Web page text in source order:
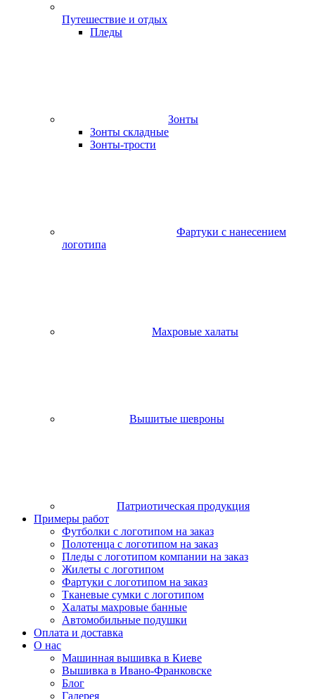
Путешествие и отдых
Пледы
Зонты
Зонты складные
Зонты-трости
Фартуки с нанесением
логотипа
Махровые халаты
Вышитые шевроны
Патриотическая продукция
Примеры работ
Футболки с логотипом на заказ
Полотенца с логотипом на заказ
Пледы с логотипом компании на заказ
Жилеты с логотипом
Фартуки с логотипом на заказ
Тканевые сумки с логотипом
Халаты махровые банные
Автомобильные подушки
Оплата и доставка
О нас
Машинная вышивка в Киеве
Вышивка в Ивано-Франковске
Блог
Галерея